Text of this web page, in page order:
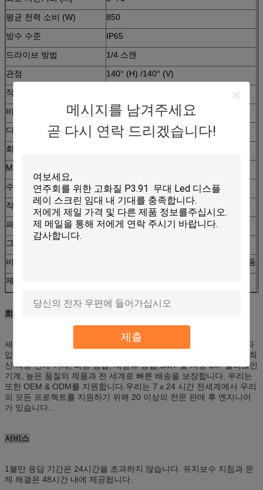
메시지를 남겨주세요
곧 다시 연락 드리겠습니다!
제출
평균 전력 소비 (W)
850
방수 수준
IP65
드라이브 방법
1/4 스캔
관점
140° (H) /140° (V)
작동 온도
비디오 프레임 레이트 ((Hz) ≥ 60HZ
디스플레이 갱신 속도 ((Hz)≥ 1920HZ
회색 레벨 (색)
MTBF
수명
≥100,000시간
작동 전압
220V±15% 또는 110V±15%
파장
G 520-525 B 470-475
그래픽 카드
비디오 신호
RF, S-비디오, RGB, RGBHV, YUV, YC 등
제어 시스템
회사 정보
셰인젠 카일라이트 광전자 회사, LTD는 중국에서 LED 화면의 선도자
입니다. 우리는이 분야에서 9 년의 경험을 가지고 있습니다. 우리는 최
신 자동 관개 기계, 파동 용접, 재공류 용접,SMT 및 자동 DIP 플러그인
기계, 높은 품질의 제품과 전 세계로 빠른 배송을 보장합니다. 우리는
또한 OEM & ODM를 지원합니다.우리는 7 x 24 시간 전세계에서 우리
의 모든 프로젝트를 지원하기 위해 20 이상의 전문 판매 후 엔지니어
가 있습니다..
서비스
1불만 응답 기간은 24시간을 초과하지 않습니다. 유지보수 지침과 문
제 해결은 48시간 내에 제공됩니다.